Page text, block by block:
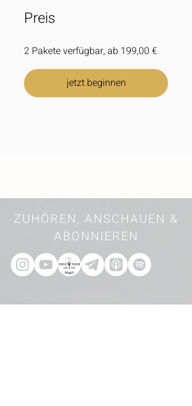
Preis
2 Pakete verfügbar, ab 199,00 €
jetzt beginnen
ZUHÖREN, ANSCHAUEN &
ABONNIEREN